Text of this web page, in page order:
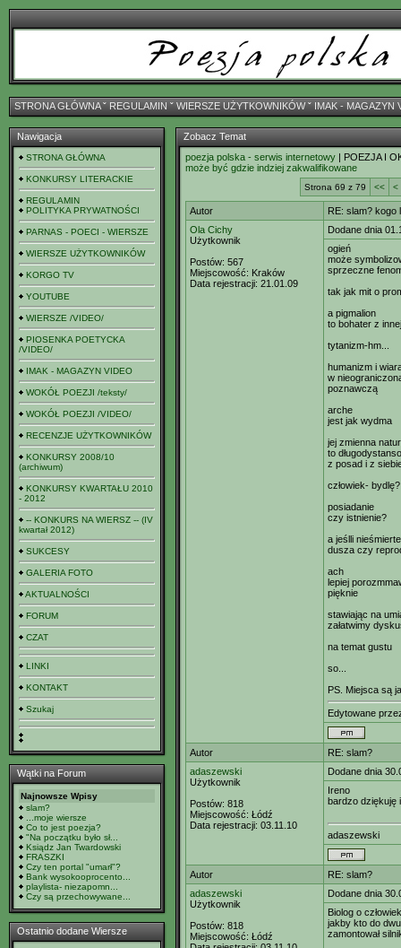
STRONA GŁÓWNAˇ REGULAMIN ˇ WIERSZE UŻYTKOWNIKÓWˇ IMAK - MAGAZYN
Nawigacja
STRONA GŁÓWNA
KONKURSY LITERACKIE
REGULAMIN
POLITYKA PRYWATNOŚCI
PARNAS - POECI - WIERSZE
WIERSZE UŻYTKOWNIKÓW
KORGO TV
YOUTUBE
WIERSZE /VIDEO/
PIOSENKA POETYCKA
/VIDEO/
IMAK - MAGAZYN VIDEO
WOKÓŁ POEZJI /teksty/
WOKÓŁ POEZJI /VIDEO/
RECENZJE UŻYTKOWNIKÓW
KONKURSY 2008/10
(archiwum)
KONKURSY KWARTAŁU 2010
- 2012
-- KONKURS NA WIERSZ -- (IV
kwartał 2012)
SUKCESY
GALERIA FOTO
AKTUALNOŚCI
FORUM
CZAT
LINKI
KONTAKT
Szukaj
Wątki na Forum
Najnowsze Wpisy
slam?
...moje wiersze
Co to jest poezja?
"Na początku było sł...
Ksiądz Jan Twardowski
FRASZKI
Czy ten portal "umarł"?
Bank wysokooprocento...
playlista- niezapomn...
Czy są przechowywane...
Ostatnio dodane Wiersze
Zobacz Temat
poezja polska - serwis internetowy | POEZJA I
może być gdzie indziej zakwalifikowane
Strona 69 z 79 << <
Autor
RE: slam? kogo
Ola Cichy
Użytkownik
Postów: 567
Miejscowość: Kraków
Data rejestracji: 21.01.09
Dodane dnia
ogień
może
sprzeczne
tak jak mit o
a pigmalion
to bohater z
tytanizm-hm...
humanizm i
w
poznawczą
arche
jest jak wydma
jej zmienna
to
z posad i z
człowiek- bydlę?
posiadanie
czy istnienie?
a jeślli
dusza czy
ach
lepiej
pięknie
stawiając na
załatwimy
na temat gustu
so...
PS. Miejsca są
Edytowane
Autor
RE: slam?
adaszewski
Użytkownik
Postów: 818
Miejscowość: Łódź
Data rejestracji: 03.11.10
Dodane dnia
Ireno
bardzo dziękuję
adaszewski
Autor
RE: slam?
adaszewski
Użytkownik
Postów: 818
Miejscowość: Łódź
Dodane dnia
Biolog o
jakby kto do
zamontował